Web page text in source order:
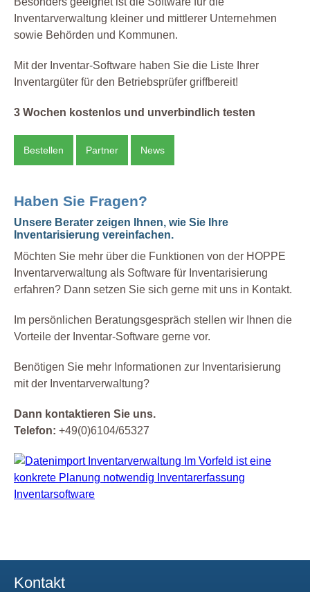
Inventarverwaltung kleiner und mittlerer Unternehmen
sowie Behörden und Kommunen.
Mit der Inventar-Software haben Sie die Liste Ihrer
Inventargüter für den Betriebsprüfer griffbereit!
3 Wochen kostenlos und unverbindlich testen
Bestellen Partner News
Haben Sie Fragen?
Unsere Berater zeigen Ihnen, wie Sie Ihre
Inventarisierung vereinfachen.
Möchten Sie mehr über die Funktionen von der HOPPE
Inventarverwaltung als Software für Inventarisierung
erfahren? Dann setzen Sie sich gerne mit uns in Kontakt.
Im persönlichen Beratungsgespräch stellen wir Ihnen die
Vorteile der Inventar-Software gerne vor.
Benötigen Sie mehr Informationen zur Inventarisierung
mit der Inventarverwaltung?
Dann kontaktieren Sie uns.
Telefon: +49(0)6104/65327
Kontakt